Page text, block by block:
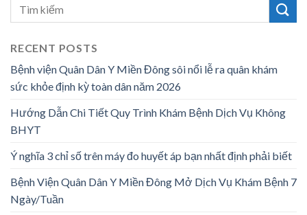
RECENT POSTS
Bệnh viện Quân Dân Y Miền Đông sôi nổi lễ ra quân khám
sức khỏe định kỳ toàn dân năm 2026
Hướng Dẫn Chi Tiết Quy Trình Khám Bệnh Dịch Vụ Không
BHYT
Ý nghĩa 3 chỉ số trên máy đo huyết áp bạn nhất định phải biết
Bệnh Viện Quân Dân Y Miền Đông Mở Dịch Vụ Khám Bệnh 7
Ngày/Tuần